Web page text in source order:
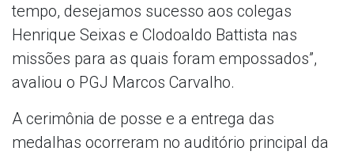
tempo, desejamos sucesso aos colegas
Henrique Seixas e Clodoaldo Battista nas
missões para as quais foram empossados”,
avaliou o PGJ Marcos Carvalho.
A cerimônia de posse e a entrega das
medalhas ocorreram no auditório principal da